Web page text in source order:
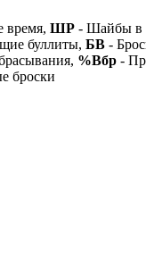
время, ШР - Шайбы в
буллиты, БВ -
%Вбр -
броски